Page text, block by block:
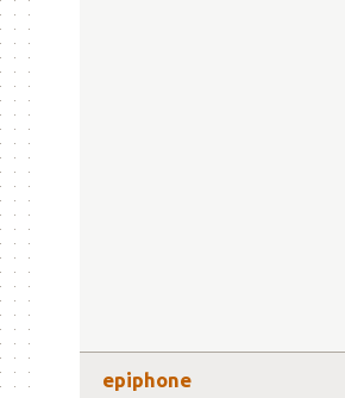
epiphone